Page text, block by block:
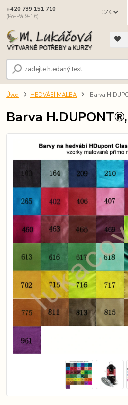
CZK
+420 739 151 710
(Po-Pá 9-16)
Úvod HEDVÁBÍ MALBA Barva
Barva